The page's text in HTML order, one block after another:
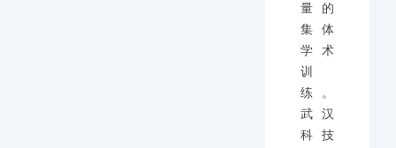
量的
集体
学术
训
练。
武汉
科技